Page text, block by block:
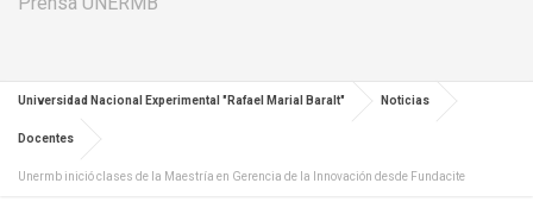
Universidad Nacional Experimental "Rafael Marial Baralt" Noticias
Docentes
Unermb inició clases de la Maestría en Gerencia de la Innovación desde Fundacite